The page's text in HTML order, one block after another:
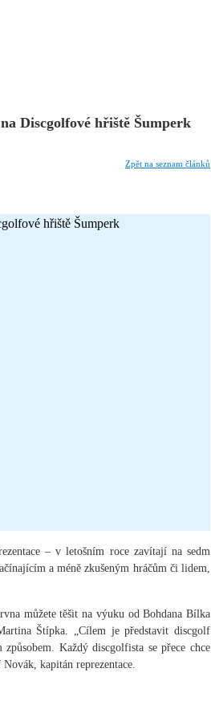
Discgolfové hřiště Šumperk
Zpět na seznam článků
– v letošním roce zavítají na sedm
a méně zkušeným hráčům či lidem,
můžete těšit na výuku od Bohdana Bílka
Štípka. „Cílem je představit discgolf
Každý discgolfista se přece chce
kapitán reprezentace.